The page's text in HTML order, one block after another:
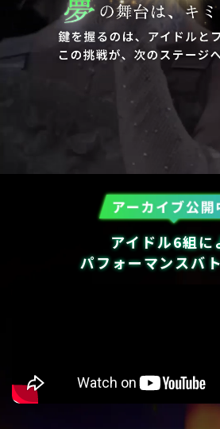
アイドル6組に
パフォーマンスバ